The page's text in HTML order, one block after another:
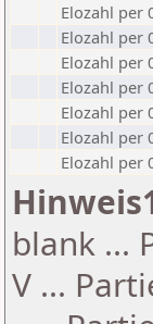
Elozahl per
Elozahl per
Elozahl per
Elozahl per
Elozahl per
Elozahl per
Elozahl per
blank ...
V ...